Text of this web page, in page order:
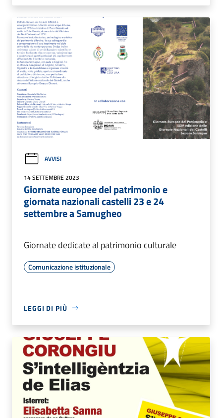
AVVISI
14 SETTEMBRE 2023
Giornate europee del patrimonio e
giornata nazionali castelli 23 e 24
settembre a Samugheo
Giornate dedicate al patrimonio culturale
Comunicazione istituzionale
LEGGI DI PIÙ